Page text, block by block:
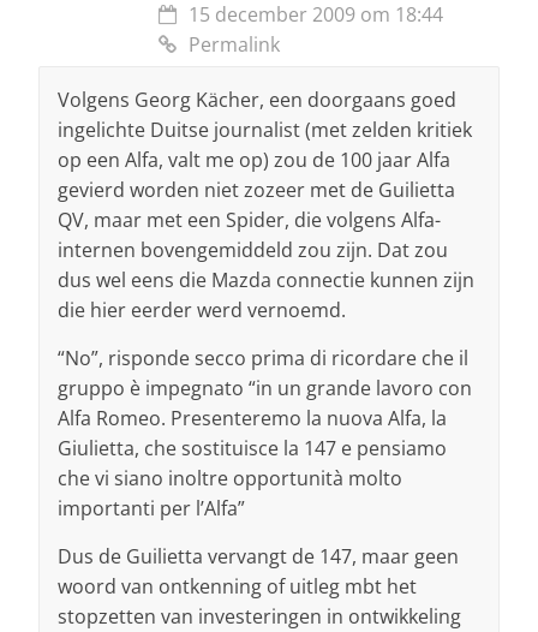
15 december 2009 om 18:44
Permalink
Volgens Georg Kächer, een doorgaans goed
ingelichte Duitse journalist (met zelden kritiek
op een Alfa, valt me op) zou de 100 jaar Alfa
gevierd worden niet zozeer met de Guilietta
QV, maar met een Spider, die volgens Alfa-
internen bovengemiddeld zou zijn. Dat zou
dus wel eens die Mazda connectie kunnen zijn
die hier eerder werd vernoemd.
“No”, risponde secco prima di ricordare che il
gruppo è impegnato “in un grande lavoro con
Alfa Romeo. Presenteremo la nuova Alfa, la
Giulietta, che sostituisce la 147 e pensiamo
che vi siano inoltre opportunità molto
importanti per l’Alfa”
Dus de Guilietta vervangt de 147, maar geen
woord van ontkenning of uitleg mbt het
stopzetten van investeringen in ontwikkeling